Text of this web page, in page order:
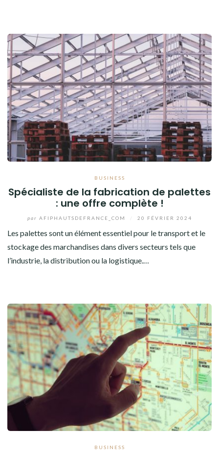
BUSINESS
Spécialiste de la fabrication de palettes
: une offre complète !
par AFIPHAUTSDEFRANCE_COM 20 FÉVRIER 2024
Les palettes sont un élément essentiel pour le transport et le
stockage des marchandises dans divers secteurs tels que
l’industrie, la distribution ou la logistique.…
BUSINESS